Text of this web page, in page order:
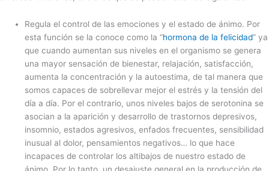
Regula el control de las emociones y el estado de ánimo. Por
esta función se la conoce como la “hormona de la felicidad” ya
que cuando aumentan sus niveles en el organismo se genera
una mayor sensación de bienestar, relajación, satisfacción,
aumenta la concentración y la autoestima, de tal manera que
somos capaces de sobrellevar mejor el estrés y la tensión del
día a día. Por el contrario, unos niveles bajos de serotonina se
asocian a la aparición y desarrollo de trastornos depresivos,
insomnio, estados agresivos, enfados frecuentes, sensibilidad
inusual al dolor, pensamientos negativos… lo que hace
incapaces de controlar los altibajos de nuestro estado de